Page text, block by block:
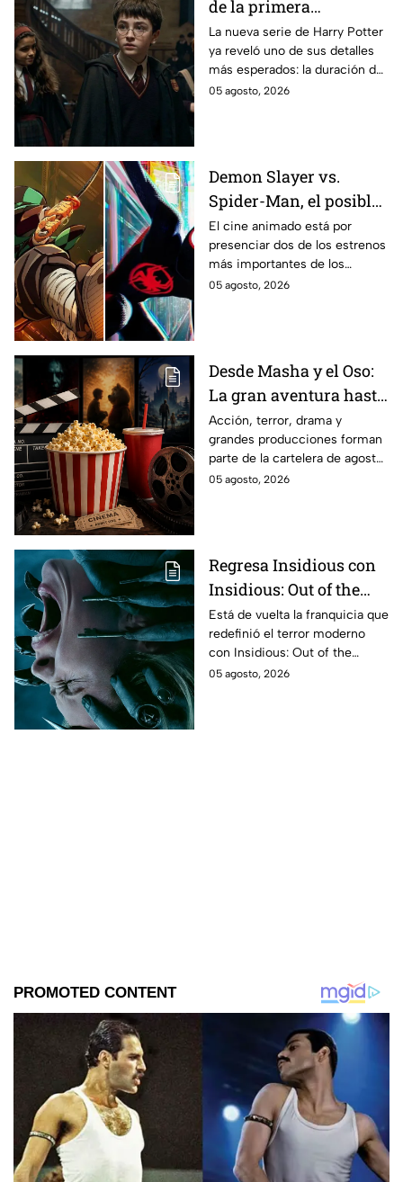
de la primera
temporada de Harry
Potter y emocionará a
los fans de los libros
La nueva serie de Harry Potter
ya reveló uno de sus detalles
más esperados: la duración de
la primera temporada basada
05 agosto, 2026
Demon Slayer vs.
Spider-Man, el posible
gran enfrentamiento
en taquilla del 2027
El cine animado está por
presenciar dos de los estrenos
más importantes de los
últimos años.
05 agosto, 2026
Desde Masha y el Oso:
La gran aventura hasta
El Final de la Calle Oak
con Anne Hathaway.
Esta es la lista
completa de los
México
Acción, terror, drama y
grandes producciones forman
parte de la cartelera de agosto
en México.
05 agosto, 2026
Regresa Insidious con
Insidious: Out of the
Further; esto revela el
aterrador primer tráiler
Está de vuelta la franquicia que
redefinió el terror moderno
con Insidious: Out of the
Further. Te contamos todo lo
05 agosto, 2026